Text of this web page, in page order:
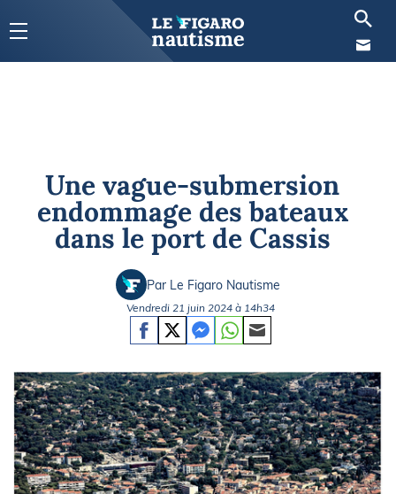
Une vague-submersion
endommage des bateaux
dans le port de Cassis
Par Le Figaro Nautisme
Vendredi 21 juin 2024 à 14h34